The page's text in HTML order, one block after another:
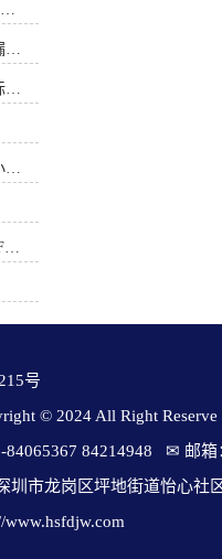
/
控
通
油
针
柴
系
动
是
调
整
，
下
大
采
一
具
保
区
解析cummins康明斯发电机组的长处与特点
怎生防范柴油发电机组油箱出现漏油情况？
柴油发电机噪音太大原由叙述、标准依据及施工办法
柴油发电机增压器压力不足或减小的原因
柴油发电机组的电话谐波因数THF和干扰影响系数TIF
号
© 2024 All Right Reserve
84214948   ✉ 邮箱
圳市龙岗区坪地街道怡心社